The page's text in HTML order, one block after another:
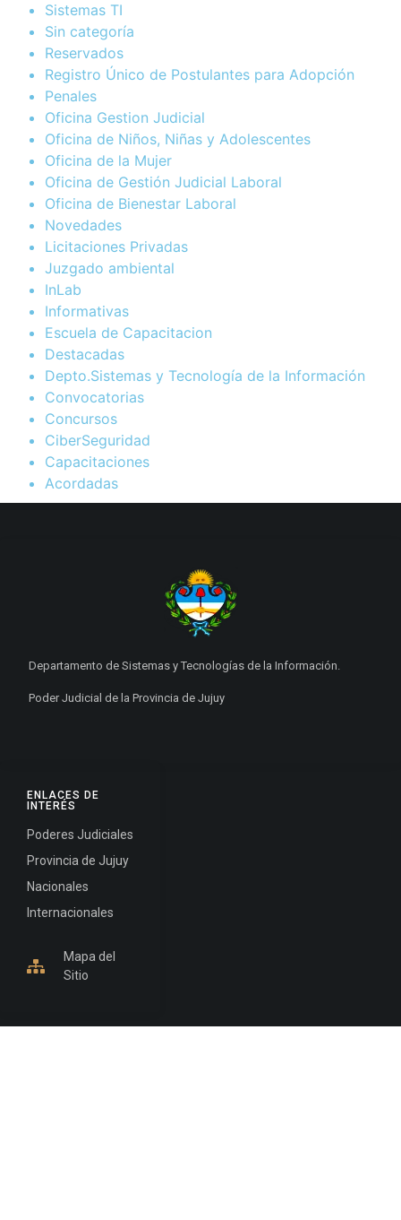
Sistemas TI
Sin categoría
Reservados
Registro Único de Postulantes para Adopción
Penales
Oficina Gestion Judicial
Oficina de Niños, Niñas y Adolescentes
Oficina de la Mujer
Oficina de Gestión Judicial Laboral
Oficina de Bienestar Laboral
Novedades
Licitaciones Privadas
Juzgado ambiental
InLab
Informativas
Escuela de Capacitacion
Destacadas
Depto.Sistemas y Tecnología de la Información
Convocatorias
Concursos
CiberSeguridad
Capacitaciones
Acordadas
ENLACES DE
INTERÉS
Poderes Judiciales
Provincia de Jujuy
Nacionales
Internacionales
Mapa del
Sitio
Departamento de Sistemas y Tecnologías de la Información.
Poder Judicial de la Provincia de Jujuy